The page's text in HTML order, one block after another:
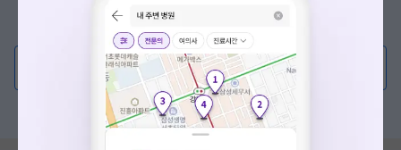
증상/치료, 궁금한 점이 있나요?
의사가 직접 답해드려요!
💬 무엇이든 물어보세요
혹은, 의료상담 서비스에 다양한 게시글 보러가기